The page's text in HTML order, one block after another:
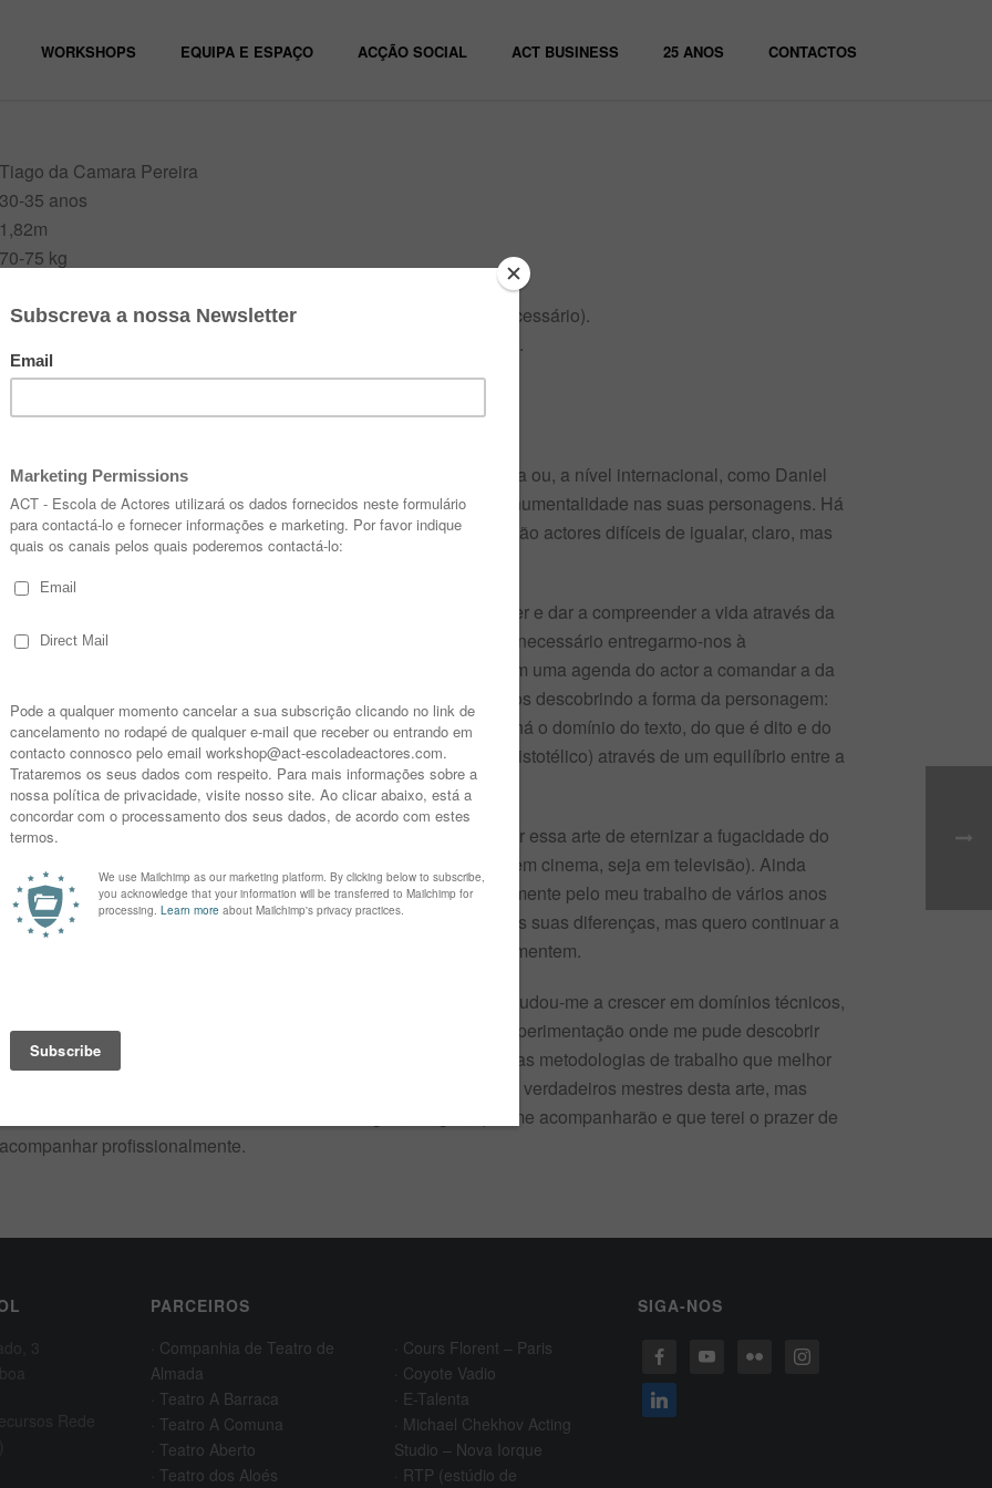
WORKSHOPS EQUIPA E ESPAÇO ACÇÃO SOCIAL ACT BUSINESS 25 ANOS CONTACTOS
Tiago da Camara Pereira
30-35 anos
1,82m
70-75 kg
Fluente em inglês, francês e espanhol. Sotaque alentejano (se necessário).
Carta de Condução. Natação e outros desportos. Guitarra-clássica.
À procura de agente
tiagomariacp@gmail.com // @tiagomariacp
1 – Admiro o trabalho de actores como Ivo Alexandre, Joana Bárcia ou, a nível internacional, como Daniel
Day-Lewis ou Anthony Hopkins, pela sua capacidade de criar monumentalidade nas suas personagens. Há
uma força magnética no trabalho destes actores que me fascina. São actores difíceis de igualar, claro, mas
que são para mim uma fonte de inspiração.
2 – Representar é criar significados à vida, é a arte de compreender e dar a compreender a vida através da
acção e da palavra. Para que isto seja possível, acredito que seja necessário entregarmo-nos à
personagem sem preconceitos nem “segundas intenções” (i.e., sem uma agenda do actor a comandar a da
personagem). A partir deste estado (uma quase “tábua rasa”) vamos descobrindo a forma da personagem:
como fala, como se mexe, como pensa, como sente… Por último, há o domínio do texto, do que é dito e do
que não é dito. Em suma, representar é imitar a vida (no sentido aristotélico) através de um equilíbrio entre a
loucura (dionisíaco) e a razão (apolíneo).
3 – Confesso que tenho uma particular admiração pelo cinema, por essa arte de eternizar a fugacidade do
momento. Gosto e quero aprofundar o trabalho com câmara (seja em cinema, seja em televisão). Ainda
assim, tenho mais experiência com o trabalho de palco, nomeadamente pelo meu trabalho de vários anos
como produtor/gestor com companhias de teatro. São áreas com as suas diferenças, mas quero continuar a
trabalhar como actor nas duas vertentes – acredito que se complementem.
4 – Esta escola será para mim um marco profissional e pessoal. Ajudou-me a crescer em domínios técnicos,
físicos, intelectuais, culturais e emocionais. Foi o laboratório de experimentação onde me pude descobrir
como actor: nas minhas capacidades ou limitações, assim como nas metodologias de trabalho que melhor
me servem como tal. Levo comigo não apenas a aprendizagem de verdadeiros mestres desta arte, mas
também as vivências destes três anos e os colegas, amigos, que me acompanharão e que terei o prazer de
acompanhar profissionalmente.
3
Rede
PARCEIROS
· Companhia de Teatro de
Almada
· Teatro A Barraca
· Teatro A Comuna
· Teatro Aberto
· Teatro dos Aloés
· Cours Florent – Paris
· Coyote Vadio
· E-Talenta
· Michael Chekhov Acting
Studio – Nova Iorque
· RTP (estúdio de
SIGA-NOS